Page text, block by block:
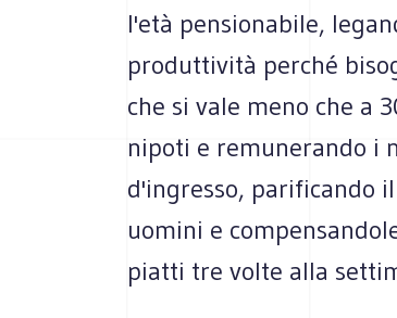
l'età pensionabile,
produttività perché
che si vale meno che a
nipoti e remunerando i
d'ingresso, parificando
uomini e
piatti tre volte alla